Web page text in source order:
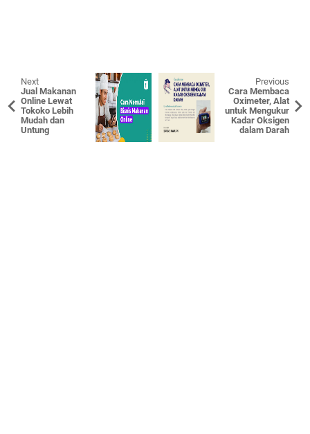
Next
Jual Makanan
Online Lewat
Tokoko Lebih
Mudah dan
Untung
Previous
Cara Membaca
Oximeter, Alat
untuk Mengukur
Kadar Oksigen
dalam Darah